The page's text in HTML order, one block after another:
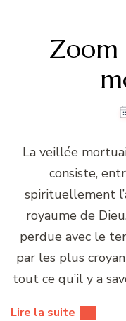
Zoom
La veillée
consiste,
spirituellement
royaume de
perdue avec le
par les plus
tout ce qu’il y a
Lire la suite